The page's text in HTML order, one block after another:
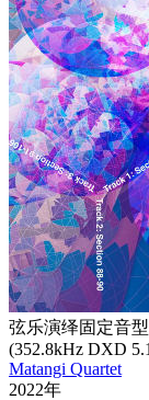
弦乐演绎固定音型
(352.8kHz DXD
Matangi Quartet
2022年